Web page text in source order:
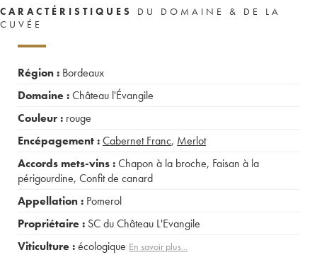
CARACTÉRISTIQUES
DU DOMAINE & DE LA
CUVÉE
Région : Bordeaux
Domaine :Château l'Évangile
Couleur : rouge
Encépagement :Cabernet Franc, Merlot
Accords mets-vins :Chapon à la broche, Faisan à la
périgourdine, Confit de canard
Appellation : Pomerol
Propriétaire : SC du Château L'Evangile
Viticulture :écologique En savoir plus...